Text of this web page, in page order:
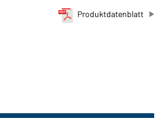
Produktdatenblatt